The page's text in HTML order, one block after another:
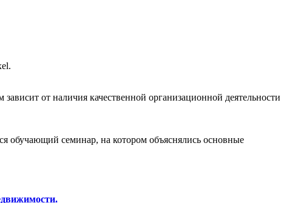
от наличия качественной организационной деятельности
обучающий семинар, на котором объяснялись основные